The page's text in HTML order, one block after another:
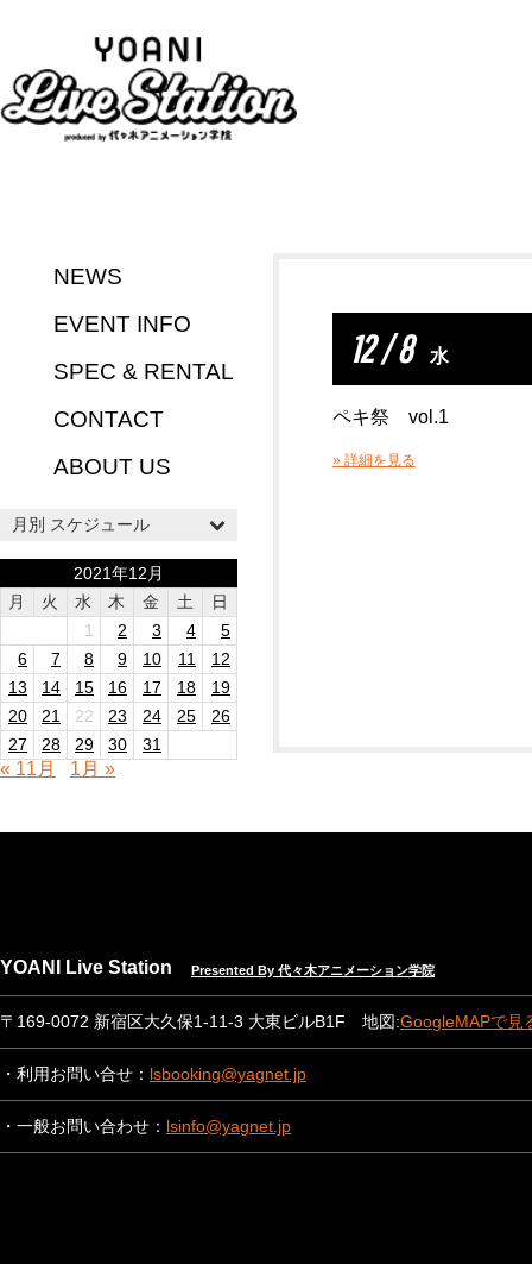
NEWS
EVENT INFO
SPEC & RENTAL
CONTACT
ABOUT US
月別 スケジュール
2021年12月
月
火 水 木 金 土
日
1
2 3 4
5
6
7 8 9 10 11
12
13
14 15 16 17 18
19
20
21 22 23 24 25
26
27
28 29 30 31
« 11月 1月 »
12 / 8 水
ペキ祭 vol.1
» 詳細を見る
YOANI Live Station Presented By 代々木アニメーション学院
〒169-0072 新宿区大久保1-11-3 大東ビルB1F 地図:GoogleMAPで見
・利用お問い合せ： lsbooking@yagnet.jp
・一般お問い合わせ： lsinfo@yagnet.jp